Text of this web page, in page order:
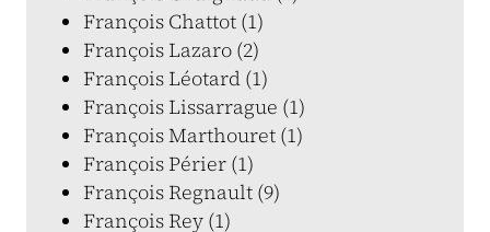
François Chattot (1)
François Lazaro (2)
François Léotard (1)
François Lissarrague (1)
François Marthouret (1)
François Périer (1)
François Regnault (9)
François Rey (1)